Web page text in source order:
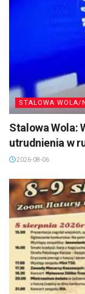
STALOWA WOLA/
Stalowa Wola:
utrudnienia w
2026-08-06